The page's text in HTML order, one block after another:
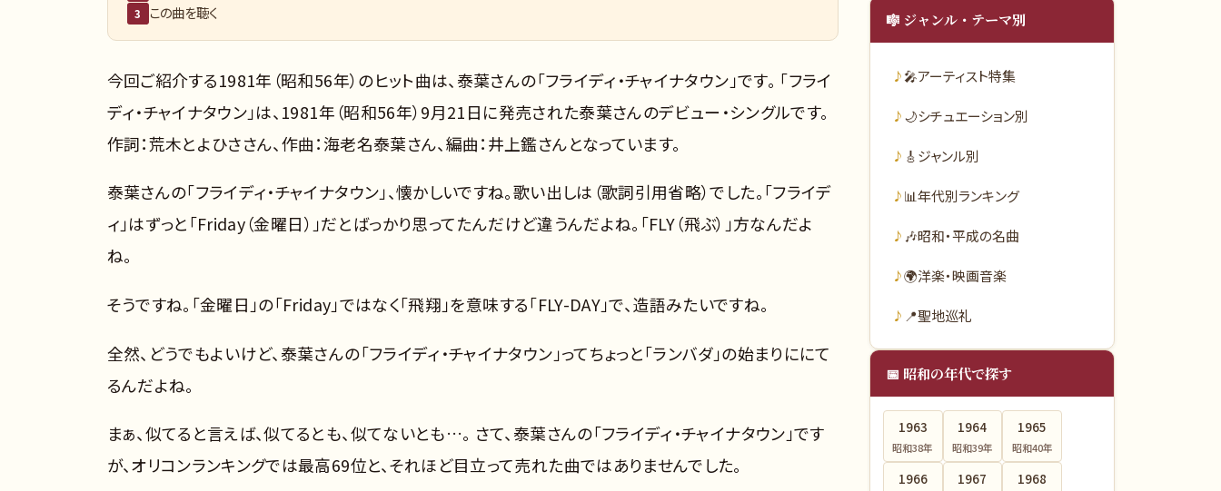
3 この曲を聴く
今回ご紹介する1981年（昭和56年）のヒット曲は、泰葉さんの「フライディ・チャイナタウン」です。 「フライ
ディ・チャイナタウン」は、1981年（昭和56年）9月21日に発売された泰葉さんのデビュー・シングルです。
作詞：荒木とよひささん、作曲：海老名泰葉さん、編曲：井上鑑さんとなっています。
泰葉さんの「フライディ・チャイナタウン」、懐かしいですね。歌い出しは（歌詞引用省略）でした。「フライデ
ィ」はずっと「Friday（金曜日）」だとばっかり思ってたんだけど違うんだよね。「FLY（飛ぶ）」方なんだよ
ね。
そうですね。「金曜日」の「Friday」ではなく「飛翔」を意味する「FLY-DAY」で、造語みたいですね。
全然、どうでもよいけど、泰葉さんの「フライディ・チャイナタウン」ってちょっと「ランバダ」の始まりににて
るんだよね。
まぁ、似てると言えば、似てるとも、似てないとも…。 さて、泰葉さんの「フライディ・チャイナタウン」です
が、オリコンランキングでは最高69位と、それほど目立って売れた曲ではありませんでした。
🎼 ジャンル・テーマ別
🎤アーティスト特集
🌙シチュエーション別
🎸ジャンル別
📊年代別ランキング
🎶昭和・平成の名曲
🌍洋楽・映画音楽
📍聖地巡礼
📅 昭和の年代で探す
1963
昭和38年
1964
昭和39年
1965
昭和40年
1966 1967 1968